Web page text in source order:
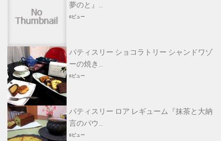
夢のと』...
6ビュー
パティスリー ショコラトリー シャンドワゾ
ーの焼き...
6ビュー
パティスリー ロア レギューム『抹茶と大納
言のパウ...
6ビュー